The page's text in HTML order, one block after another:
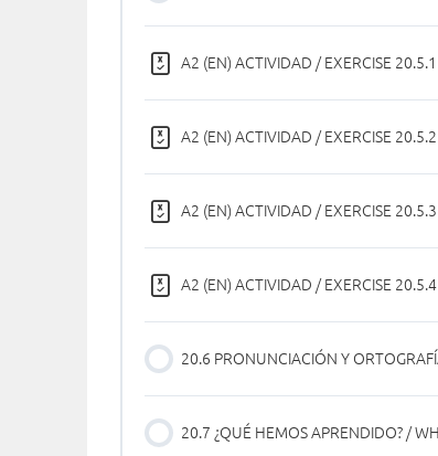
A2 (EN) ACTIVIDAD / EXERCISE 20.5.1
A2 (EN) ACTIVIDAD / EXERCISE 20.5.2
A2 (EN) ACTIVIDAD / EXERCISE 20.5.3
A2 (EN) ACTIVIDAD / EXERCISE 20.5.4
20.6 PRONUNCIACIÓN Y
20.7 ¿QUÉ HEMOS APRENDIDO? /